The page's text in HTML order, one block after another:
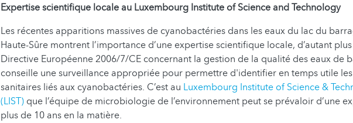
Expertise scientifique locale au Luxembourg Institute of Science and Technology
Les récentes apparitions massives de cyanobactéries dans les eaux du lac du
Haute-Sûre montrent l’importance d’une expertise scientifique locale, d’autant
Directive Européenne 2006/7/CE concernant la gestion de la qualité des eaux de
conseille une surveillance appropriée pour permettre d'identifier en temps utile
sanitaires liés aux cyanobactéries. C’est au Luxembourg Institute of Science &
(LIST) que l’équipe de microbiologie de l’environnement peut se prévaloir d’une
plus de 10 ans en la matière.